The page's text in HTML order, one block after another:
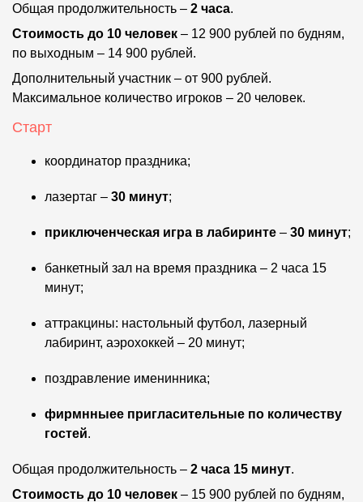
Общая продолжительность – 2 часа.
Стоимость до 10 человек – 12 900 рублей по будням,
по выходным – 14 900 рублей.
Дополнительный участник – от 900 рублей.
Максимальное количество игроков – 20 человек.
Старт
координатор праздника;
лазертаг – 30 минут;
приключенческая игра в лабиринте – 30 минут;
банкетный зал на время праздника – 2 часа 15
минут;
аттракцины: настольный футбол, лазерный
лабиринт, аэрохоккей – 20 минут;
поздравление именинника;
фирмнныее пригласительные по количеству
гостей.
Общая продолжительность – 2 часа 15 минут.
Стоимость до 10 человек – 15 900 рублей по будням,